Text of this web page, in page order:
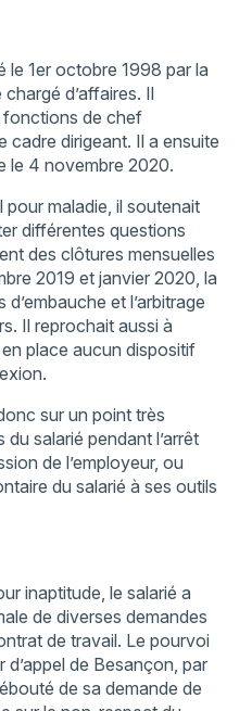
le 1er octobre 1998 par la
d’affaires. Il
fonctions de chef
cadre dirigeant. Il a ensuite
le 4 novembre 2020.
maladie, il soutenait
différentes questions
des clôtures mensuelles
2019 et janvier 2020, la
et l’arbitrage
Il reprochait aussi à
en place aucun dispositif
sur un point très
salarié pendant l’arrêt
de l’employeur, ou
du salarié à ses outils
inaptitude, le salarié a
de diverses demandes
de travail. Le pourvoi
de Besançon, par
de sa demande de